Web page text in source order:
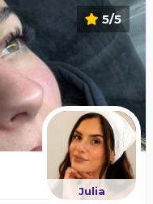
5/5
Julia